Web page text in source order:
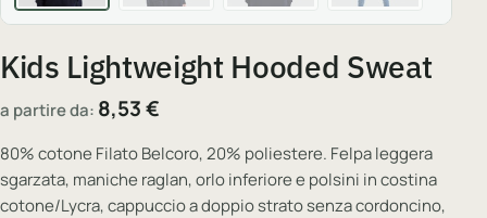
Kids Lightweight Hooded Sweat
a partire da: 8,53€
80% cotone Filato Belcoro, 20% poliestere. Felpa leggera
sgarzata, maniche raglan, orlo inferiore e polsini in costina
cotone/Lycra, cappuccio a doppio strato senza cordoncino,